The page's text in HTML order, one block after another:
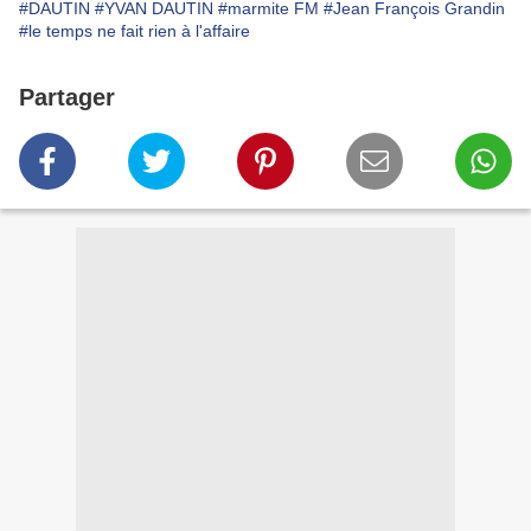
#DAUTIN #YVAN DAUTIN #marmite FM #Jean François Grandin
#le temps ne fait rien à l'affaire
Partager